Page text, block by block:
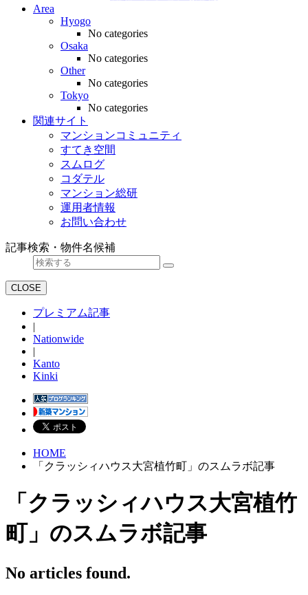
Area
Hyogo
No categories
Osaka
No categories
Other
No categories
Tokyo
No categories
関連サイト
マンションコミュニティ
すてき空間
スムログ
コダテル
マンション総研
運用者情報
お問い合わせ
記事検索・物件名候補
CLOSE
プレミアム記事
|
Nationwide
|
Kanto
Kinki
HOME
「クラッシィハウス大宮植竹町」のスムラボ記事
「クラッシィハウス大宮植竹
町」のスムラボ記事
No articles found.